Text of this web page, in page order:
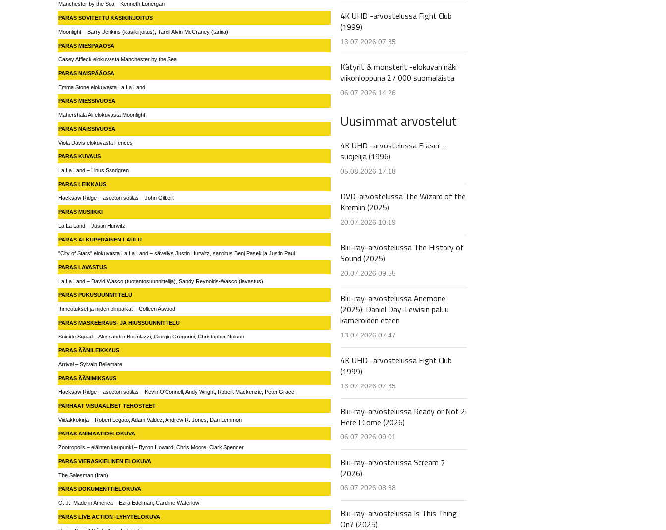
Manchester by the Sea – Kenneth Lonergan
PARAS SOVITETTU KÄSIKIRJOITUS
Moonlight – Barry Jenkins (käsikirjoitus), Tarell Alvin McCraney (tarina)
PARAS MIESPÄÄOSA
Casey Affleck elokuvasta Manchester by the Sea
PARAS NAISPÄÄOSA
Emma Stone elokuvasta La La Land
PARAS MIESSIVUOSA
Mahershala Ali elokuvasta Moonlight
PARAS NAISSIVUOSA
Viola Davis elokuvasta Fences
PARAS KUVAUS
La La Land – Linus Sandgren
PARAS LEIKKAUS
Hacksaw Ridge – aseeton sotilas – John Gilbert
PARAS MUSIIKKI
La La Land – Justin Hurwitz
PARAS ALKUPERÄINEN LAULU
"City of Stars" elokuvasta La La Land – sävellys Justin Hurwitz, sanoitus Benj Pasek ja Justin Paul
PARAS LAVASTUS
La La Land – David Wasco (tuotantosuunnittelija), Sandy Reynolds-Wasco (lavastus)
PARAS PUKUSUUNNITTELU
Ihmeotukset ja niiden olinpaikat – Colleen Atwood
PARAS MASKEERAUS- JA HIUSSUUNNITTELU
Suicide Squad – Alessandro Bertolazzi, Giorgio Gregorini, Christopher Nelson
PARAS ÄÄNILEIKKAUS
Arrival – Sylvain Bellemare
PARAS ÄÄNIMIKSAUS
Hacksaw Ridge – aseeton sotilas – Kevin O'Connell, Andy Wright, Robert Mackenzie, Peter Grace
PARHAAT VISUAALISET TEHOSTEET
Viidakkokirja – Robert Legato, Adam Valdez, Andrew R. Jones, Dan Lemmon
PARAS ANIMAATIOELOKUVA
Zootropolis – eläinten kaupunki – Byron Howard, Chris Moore, Clark Spencer
PARAS VIERASKIELINEN ELOKUVA
The Salesman (Iran)
PARAS DOKUMENTTIELOKUVA
O. J.: Made in America – Ezra Edelman, Caroline Waterlow
PARAS LIVE ACTION -LYHYTELOKUVA
4K UHD -arvostelussa Fight Club
(1999)
13.07.2026 07.35
Kätyrit & monsterit -elokuvan näki
viikonloppuna 27 000 suomalaista
06.07.2026 14.26
Uusimmat arvostelut
4K UHD -arvostelussa Eraser –
suojelija (1996)
05.08.2026 17.18
DVD-arvostelussa The Wizard of the
Kremlin (2025)
20.07.2026 10.19
Blu-ray-arvostelussa The History of
Sound (2025)
20.07.2026 09.55
Blu-ray-arvostelussa Anemone
(2025): Daniel Day-Lewisin paluu
kameroiden eteen
13.07.2026 07.47
4K UHD -arvostelussa Fight Club
(1999)
13.07.2026 07.35
Blu-ray-arvostelussa Ready or Not 2:
Here I Come (2026)
06.07.2026 09.01
Blu-ray-arvostelussa Scream 7
(2026)
06.07.2026 08.38
Blu-ray-arvostelussa Is This Thing
On? (2025)